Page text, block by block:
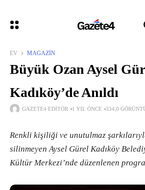
EV MAGAZIN
Büyük Ozan Aysel
Kadıköy’de Anıldı
GAZETE4 EDITÖR 1 YIL ÖNCE 334,0
Renkli kişiliği ve unutulmaz
silinmeyen Aysel Gürel Kadıköy
Kültür Merkezi’nde düzenlenen